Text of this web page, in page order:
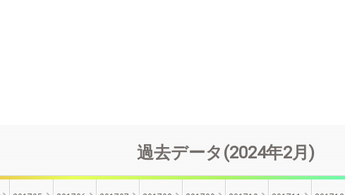
過去データ(2024年2月)